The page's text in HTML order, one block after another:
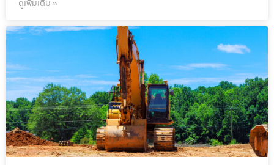
ดูเพิ่มเติม »